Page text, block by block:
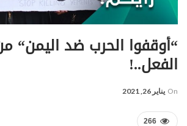
“أوقفوا الحرب ضد اليمن“
الفعل..!
On يناير 26, 2021
266